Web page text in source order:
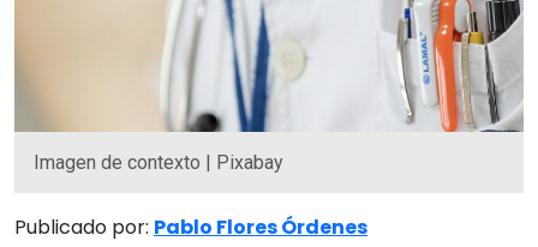
Imagen de contexto | Pixabay
Publicado por: Pablo Flores Órdenes